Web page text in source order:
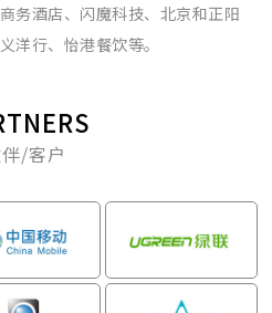
务酒店、闪魔科技、北京和正阳
洋行、怡港餐饮等。
/客户